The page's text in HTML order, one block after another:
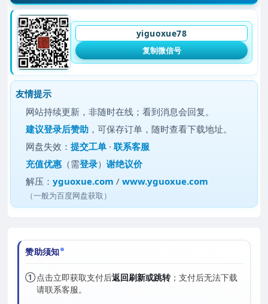
yiguoxue78
复制微信号
友情提示
网站持续更新，非随时在线；看到消息会回复。
建议登录后赞助 ，可保存订单，随时查看下载地址。
网盘失效：提交工单 ·联系客服
充值优惠 （需登录）谢绝议价
解压：yguoxue.com /www.yguoxue.com
（一般为百度网盘获取）
赞助须知
①点击立即获取支付后返回刷新或跳转；支付后无法下载
请联系客服。